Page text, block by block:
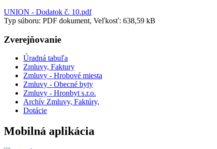
UNION - Dodatok č. 10.pdf
Typ súboru: PDF dokument, Veľkosť: 638,59 kB
Zverejňovanie
Úradná tabuľa
Zmluvy, Faktury
Zmluvy - Hrobové miesta
Zmluvy - Obecné byty
Zmluvy - Hronbyt s.r.o.
Archív Zmluvy, Faktúry,
Dotácie
Mobilná aplikácia